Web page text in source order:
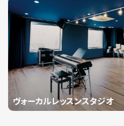
ヴォーカルレッスンスタジオ